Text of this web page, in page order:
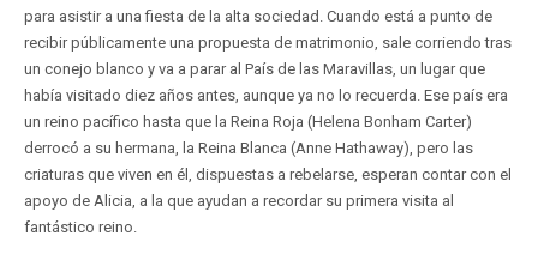
para asistir a una fiesta de la alta sociedad. Cuando está a punto de
recibir públicamente una propuesta de matrimonio, sale corriendo tras
un conejo blanco y va a parar al País de las Maravillas, un lugar que
había visitado diez años antes, aunque ya no lo recuerda. Ese país era
un reino pacífico hasta que la Reina Roja (Helena Bonham Carter)
derrocó a su hermana, la Reina Blanca (Anne Hathaway), pero las
criaturas que viven en él, dispuestas a rebelarse, esperan contar con el
apoyo de Alicia, a la que ayudan a recordar su primera visita al
fantástico reino.